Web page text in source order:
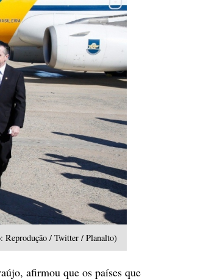
Reprodução / Twitter / Planalto)
afirmou que os países que